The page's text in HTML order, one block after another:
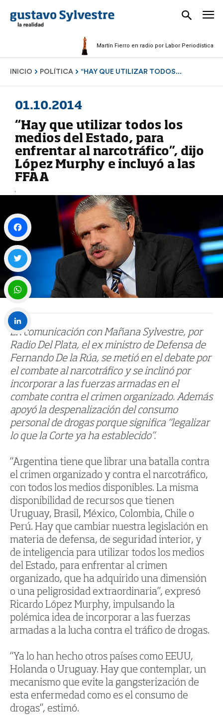
Martín Fierro en radio por Labor Periodística
INICIO POLÍTICA “HAY QUE UTILIZAR TODOS...
01.10.2014
“Hay que utilizar todos los
medios del Estado, para
enfrentar al narcotráfico”, dijo
López Murphy e incluyó a las
FFAA
En comunicación con Mañana Sylvestre, por
Radio Del Plata, el ex ministro de Defensa de
Fernando De la Rúa, se metió en el debate por
el combate al narcotráfico y se inclinó por
incorporar a las fuerzas armadas en el
combate contra el crimen organizado. Además
apoyó la despenalización del consumo
personal de drogas porque significa “legalizar
lo que la Corte ya ha establecido”.
“Argentina tiene que librar una batalla contra
el crimen organizado y contra el narcotráfico,
con todos los medios disponibles. La misma
disponibilidad de recursos que tienen
Uruguay, Brasil, México, Colombia, Chile o
Perú. Hay que cambiar nuestra legislación en
materia de defensa, de seguridad interior, y
de inteligencia para utilizar todos los medios
del Estado, para enfrentar al crimen
organizado, que ha adquirido una dimensión
o una peligrosidad extraordinaria”, expresó
Ricardo López Murphy, impulsando la
polémica idea de incorporar a las fuerzas
armadas a la lucha contra el tráfico de drogas.
“Ya lo han hecho otros países como EEUU,
Holanda o Uruguay. Hay que contemplar, un
mecanismo que evite la gangsterización de
esta enfermedad como es el consumo de
drogas”, estimó.
Facebook
Twitter
WhatsApp
LinkedIn